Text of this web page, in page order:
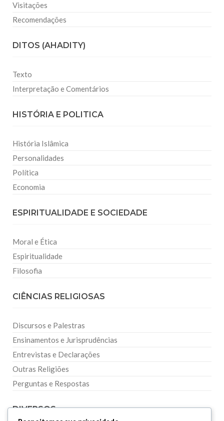
Visitações
Recomendações
DITOS (AHADITY)
Texto
Interpretação e Comentários
HISTÓRIA E POLITICA
História Islâmica
Personalidades
Política
Economia
ESPIRITUALIDADE E SOCIEDADE
Moral e Ética
Espiritualidade
Filosofia
CIÊNCIAS RELIGIOSAS
Discursos e Palestras
Ensinamentos e Jurisprudências
Entrevistas e Declarações
Outras Religiões
Perguntas e Respostas
DIVERSOS